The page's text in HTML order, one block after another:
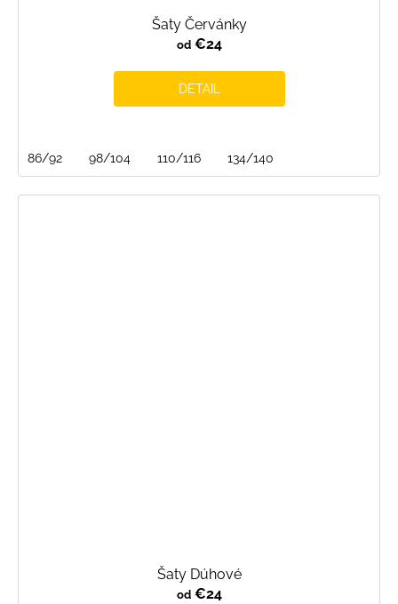
Šaty Červánky
od€24
DETAIL
86/92 98/104 110/116 134/140
Šaty Dúhové
od€24